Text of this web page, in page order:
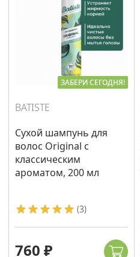
ЗАБЕРИ СЕГОДНЯ!
BATISTE
Сухой шампунь для
волос Original с
классическим
ароматом, 200 мл
(3)
760 ₽